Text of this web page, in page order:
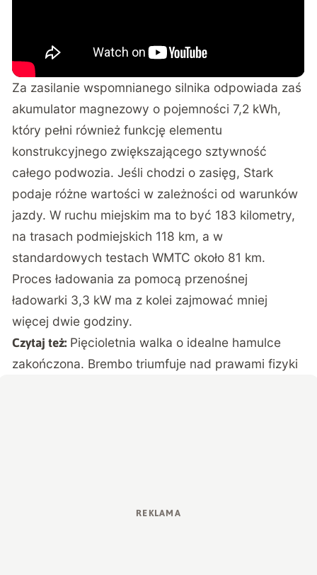
Za zasilanie wspomnianego silnika odpowiada zaś
akumulator magnezowy o pojemności 7,2 kWh,
który pełni również funkcję elementu
konstrukcyjnego zwiększającego sztywność
całego podwozia. Jeśli chodzi o zasięg, Stark
podaje różne wartości w zależności od warunków
jazdy. W ruchu miejskim ma to być 183 kilometry,
na trasach podmiejskich 118 km, a w
standardowych testach WMTC około 81 km.
Proces ładowania za pomocą przenośnej
ładowarki 3,3 kW ma z kolei zajmować mniej
więcej dwie godziny.
Czytaj też: Pięcioletnia walka o idealne hamulce
zakończona. Brembo triumfuje nad prawami fizyki